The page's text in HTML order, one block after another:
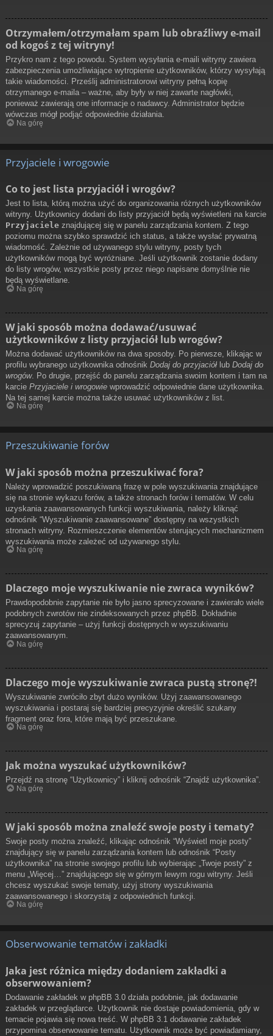
Otrzymałem/otrzymałam spam lub obraźliwy e-mail
od kogoś z tej witryny!
Przykro nam z tego powodu. System wysyłania e-maili witryny zawiera
zabezpieczenia umożliwiające wytropienie użytkowników, którzy wysyłają
takie wiadomości. Prześlij administratorowi witryny pełną kopię
otrzymanego e-maila – ważne, aby były w niej zawarte nagłówki,
ponieważ zawierają one informacje o nadawcy. Administrator będzie
wówczas mógł podjąć odpowiednie działania.
Na górę
Przyjaciele i wrogowie
Co to jest lista przyjaciół i wrogów?
Jest to lista, którą można użyć do organizowania różnych użytkowników
witryny. Użytkownicy dodani do listy przyjaciół będą wyświetleni na karcie
Przyjaciele znajdującej się w panelu zarządzania kontem. Z tego
poziomu można szybko sprawdzić ich status, a także wysłać prywatną
wiadomość. Zależnie od używanego stylu witryny, posty tych
użytkowników mogą być wyróżniane. Jeśli użytkownik zostanie dodany
do listy wrogów, wszystkie posty przez niego napisane domyślnie nie
będą wyświetlane.
Na górę
W jaki sposób można dodawać/usuwać
użytkowników z listy przyjaciół lub wrogów?
Można dodawać użytkowników na dwa sposoby. Po pierwsze, klikając w
profilu wybranego użytkownika odnośnik Dodaj do przyjaciół lub Dodaj do
wrogów. Po drugie, przejść do panelu zarządzania swoim kontem i tam na
karcie Przyjaciele i wrogowie wprowadzić odpowiednie dane użytkownika.
Na tej samej karcie można także usuwać użytkowników z list.
Na górę
Przeszukiwanie forów
W jaki sposób można przeszukiwać fora?
Należy wprowadzić poszukiwaną frazę w pole wyszukiwania znajdujące
się na stronie wykazu forów, a także stronach forów i tematów. W celu
uzyskania zaawansowanych funkcji wyszukiwania, należy kliknąć
odnośnik “Wyszukiwanie zaawansowane” dostępny na wszystkich
stronach witryny. Rozmieszczenie elementów sterujących mechanizmem
wyszukiwania może zależeć od używanego stylu.
Na górę
Dlaczego moje wyszukiwanie nie zwraca wyników?
Prawdopodobnie zapytanie nie było jasno sprecyzowane i zawierało wiele
podobnych zwrotów nie zindeksowanych przez phpBB. Dokładnie
sprecyzuj zapytanie – użyj funkcji dostępnych w wyszukiwaniu
zaawansowanym.
Na górę
Dlaczego moje wyszukiwanie zwraca pustą stronę?!
Wyszukiwanie zwróciło zbyt dużo wyników. Użyj zaawansowanego
wyszukiwania i postaraj się bardziej precyzyjnie określić szukany
fragment oraz fora, które mają być przeszukane.
Na górę
Jak można wyszukać użytkowników?
Przejdź na stronę “Użytkownicy” i kliknij odnośnik “Znajdź użytkownika”.
Na górę
W jaki sposób można znaleźć swoje posty i tematy?
Swoje posty można znaleźć, klikając odnośnik “Wyświetl moje posty”
znajdujący się w panelu zarządzania kontem lub odnośnik “Posty
użytkownika” na stronie swojego profilu lub wybierając „Twoje posty” z
menu „Więcej…” znajdującego się w górnym lewym rogu witryny. Jeśli
chcesz wyszukać swoje tematy, użyj strony wyszukiwania
zaawansowanego i skorzystaj z odpowiednich funkcji.
Na górę
Obserwowanie tematów i zakładki
Jaka jest różnica między dodaniem zakładki a
obserwowaniem?
Dodawanie zakładek w phpBB 3.0 działa podobnie, jak dodawanie
zakładek w przeglądarce. Użytkownik nie dostaje powiadomienia, gdy w
temacie pojawia się nowa treść. W phpBB 3.1 dodawanie zakładek
przypomina obserwowanie tematu. Użytkownik może być powiadamiany,